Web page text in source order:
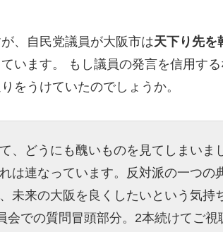
、自民党議員が大阪市は天下り先を
います。 もし議員の発言を信用す
をうけていたのでしょうか。
、どうにも醜いものを見てしまいま
は連なっています。反対派の一つの
未来の大阪を良くしたいという気持
会での質問冒頭部分。2本続けてご視